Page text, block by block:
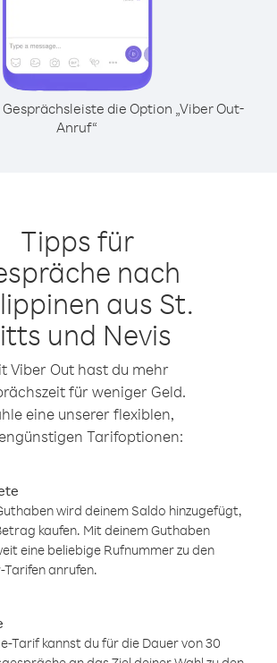
die Option „Viber Out-
Anruf“
Tipps für
nach
aus St.
und Nevis
Viber Out hast du mehr
für weniger Geld.
eine unserer flexiblen,
Tarifoptionen:
wird deinem Saldo hinzugefügt,
kaufen. Mit deinem Guthaben
eine beliebige Rufnummer zu den
anrufen.
Tarif kannst du für die Dauer von 30